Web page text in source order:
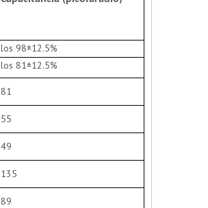
los 98±12.5%
los 81±12.5%
81
55
49
135
89